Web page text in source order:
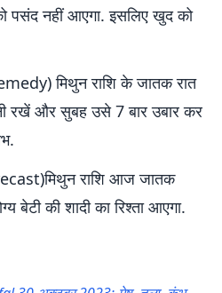
पसंद नहीं आएगा. इसलिए खुद को
मिथुन राशि के जातक रात
रखें और सुबह उसे 7 बार उबार कर
राशि आज जातक
बेटी की शादी का रिश्ता आएगा.